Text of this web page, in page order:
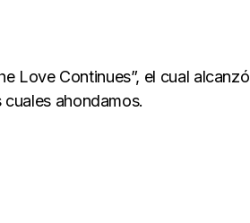
Love Continues”, el cual alcanzó
ahondamos.